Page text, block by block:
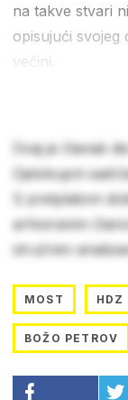
na takve stvari
opisujući svojeg
većini.
Ovaj je članak
Cjelokupni
S pretplatom
arhiviranim
stručnim
MOST HDZ
BOŽO PETROV